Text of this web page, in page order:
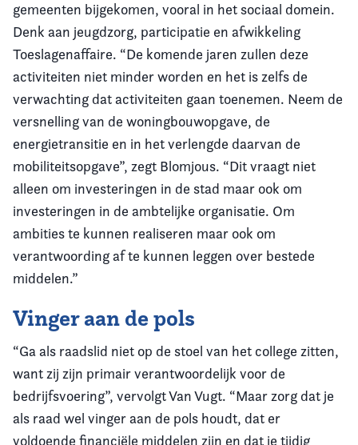
gemeenten bijgekomen, vooral in het sociaal domein.
Denk aan jeugdzorg, participatie en afwikkeling
Toeslagenaffaire. “De komende jaren zullen deze
activiteiten niet minder worden en het is zelfs de
verwachting dat activiteiten gaan toenemen. Neem de
versnelling van de woningbouwopgave, de
energietransitie en in het verlengde daarvan de
mobiliteitsopgave”, zegt Blomjous. “Dit vraagt niet
alleen om investeringen in de stad maar ook om
investeringen in de ambtelijke organisatie. Om
ambities te kunnen realiseren maar ook om
verantwoording af te kunnen leggen over bestede
middelen.”
Vinger aan de pols
“Ga als raadslid niet op de stoel van het college zitten,
want zij zijn primair verantwoordelijk voor de
bedrijfsvoering”, vervolgt Van Vugt. “Maar zorg dat je
als raad wel vinger aan de pols houdt, dat er
voldoende financiële middelen zijn en dat je tijdig